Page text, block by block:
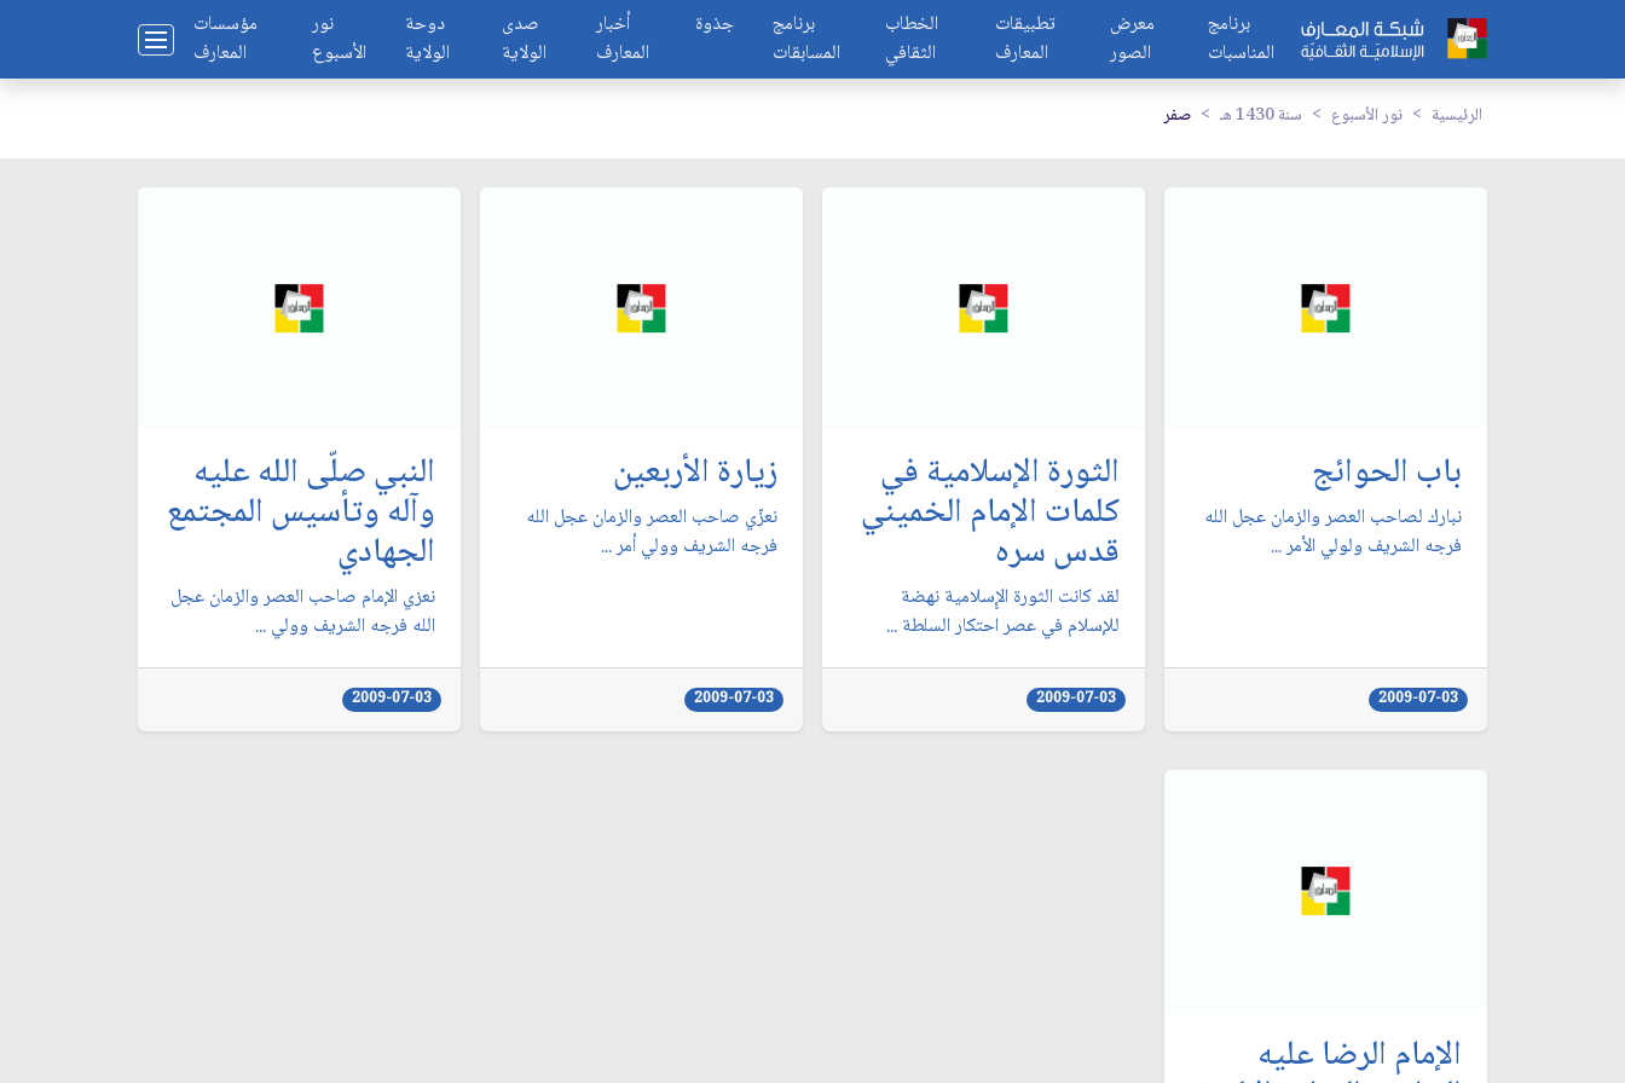
مؤسسات
المعارف
نور
الأسبوع
دوحة
الولاية
صدى
الولاية
أخبار
المعارف
جذوة
برنامج
المسابقات
الخطاب
الثقافي
تطبيقات
المعارف
معرض
الصور
برنامج
المناسبات
الرئيسية نور الأسبوع سنة 1430 هـ صفر
باب الحوائج
نبارك لصاحب العصر والزمان عجل الله
فرجه الشريف ولولي الأمر ...
2009-07-03
الثورة الإسلامية في
كلمات الإمام الخميني
قدس سره
لقد كانت الثورة الإٍسلامية نهضة
للإسلام في عصر احتكار السلطة ...
2009-07-03
زيارة الأربعين
نعزّي صاحب العصر والزمان عجل الله
فرجه الشريف وولي أمر ...
2009-07-03
النبي صلّى الله عليه
وآله وتأسيس المجتمع
الجهادي
نعزي الإمام صاحب العصر والزمان عجل
الله فرجه الشريف وولي ...
2009-07-03
الإمام الرضا عليه